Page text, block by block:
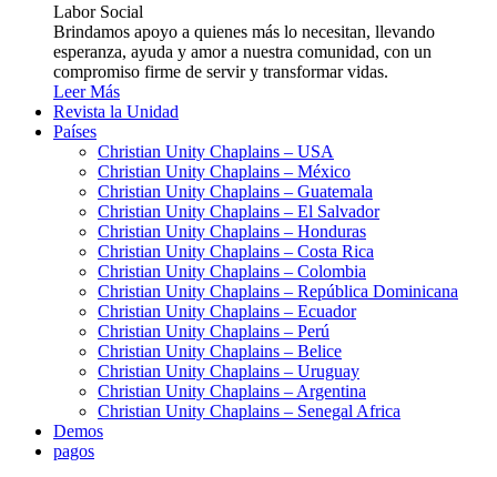
Labor Social
Brindamos apoyo a quienes más lo necesitan, llevando
esperanza, ayuda y amor a nuestra comunidad, con un
compromiso firme de servir y transformar vidas.
Leer Más
Revista la Unidad
Países
Christian Unity Chaplains – USA
Christian Unity Chaplains – México
Christian Unity Chaplains – Guatemala
Christian Unity Chaplains – El Salvador
Christian Unity Chaplains – Honduras
Christian Unity Chaplains – Costa Rica
Christian Unity Chaplains – Colombia
Christian Unity Chaplains – República Dominicana
Christian Unity Chaplains – Ecuador
Christian Unity Chaplains – Perú
Christian Unity Chaplains – Belice
Christian Unity Chaplains – Uruguay
Christian Unity Chaplains – Argentina
Christian Unity Chaplains – Senegal Africa
Demos
pagos